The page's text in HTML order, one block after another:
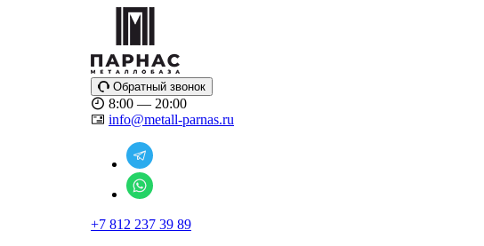
Обратный звонок
8:00 — 20:00
info@metall-parnas.ru
+7 812 237 39 89